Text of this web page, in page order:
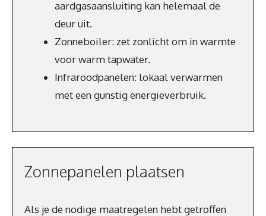
aardgasaansluiting kan helemaal de
deur uit.
Zonneboiler: zet zonlicht om in warmte
voor warm tapwater.
Infraroodpanelen: lokaal verwarmen
met een gunstig energieverbruik.
Zonnepanelen plaatsen
Als je de nodige maatregelen hebt getroffen